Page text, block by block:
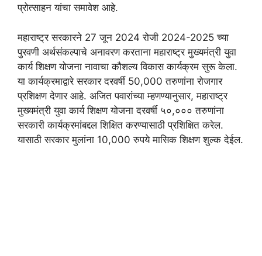
प्रोत्साहन यांचा समावेश आहे.
महाराष्ट्र सरकारने 27 जून 2024 रोजी 2024-2025 च्या
पुरवणी अर्थसंकल्पाचे अनावरण करताना महाराष्ट्र मुख्यमंत्री युवा
कार्य शिक्षण योजना नावाचा कौशल्य विकास कार्यक्रम सुरू केला.
या कार्यक्रमाद्वारे सरकार दरवर्षी 50,000 तरुणांना रोजगार
प्रशिक्षण देणार आहे. अजित पवारांच्या म्हणण्यानुसार, महाराष्ट्र
मुख्यमंत्री युवा कार्य शिक्षण योजना दरवर्षी ५०,००० तरुणांना
सरकारी कार्यक्रमांबद्दल शिक्षित करण्यासाठी प्रशिक्षित करेल.
यासाठी सरकार मुलांना 10,000 रुपये मासिक शिक्षण शुल्क देईल.